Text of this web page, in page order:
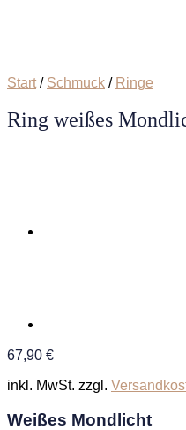
Start / Schmuck / Ringe
Ring weißes
67,90 €
inkl. MwSt. zzgl.
Weißes Mondlicht